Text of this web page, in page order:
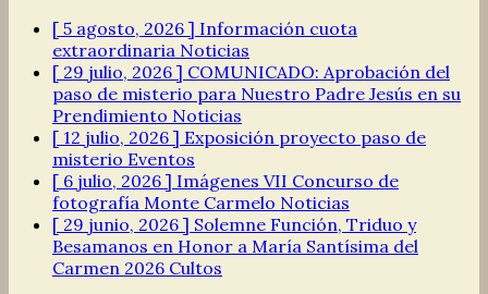
[ 5 agosto, 2026 ] Información cuota
extraordinaria Noticias
[ 29 julio, 2026 ] COMUNICADO: Aprobación del
paso de misterio para Nuestro Padre Jesús en su
Prendimiento Noticias
[ 12 julio, 2026 ] Exposición proyecto paso de
misterio Eventos
[ 6 julio, 2026 ] Imágenes VII Concurso de
fotografía Monte Carmelo Noticias
[ 29 junio, 2026 ] Solemne Función, Triduo y
Besamanos en Honor a María Santísima del
Carmen 2026 Cultos